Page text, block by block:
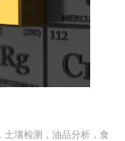
土壤检测，油品分析，食